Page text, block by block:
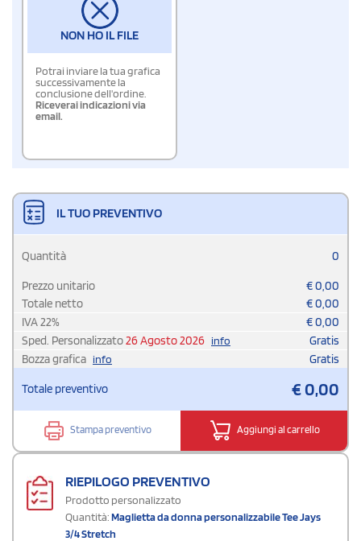
NON HO IL FILE
Potrai inviare la tua grafica
successivamente la
conclusione dell'ordine.
Riceverai indicazioni via
email.
IL TUO PREVENTIVO
Quantità 0
Prezzo unitario €0,00
Totale netto
€0,00
IVA22% €0,00
Sped. Personalizzato26 Agosto 2026 info
Gratis
Bozza grafica info Gratis
Totale preventivo €0,00
Stampa preventivo Aggiungi al carrello
RIEPILOGO PREVENTIVO
Prodotto personalizzato
Quantità:Maglietta da donna personalizzabile Tee Jays
3/4 Stretch